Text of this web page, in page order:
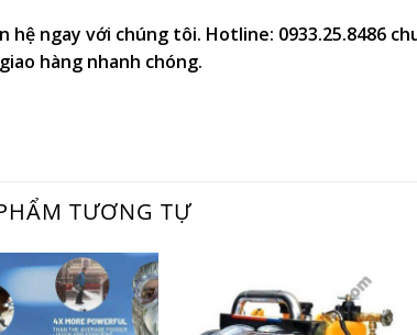
hệ ngay với chúng tôi. Hotline: 0933.25.8486
hàng nhanh chóng.
TƯƠNG TỰ